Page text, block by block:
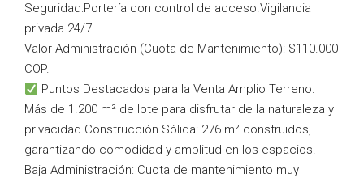
Seguridad:Portería con control de acceso.Vigilancia
privada 24/7.
Valor Administración (Cuota de Mantenimiento): $110.000
COP.
Puntos Destacados para la Venta Amplio Terreno:
Más de 1.200 m² de lote para disfrutar de la naturaleza y
privacidad.Construcción Sólida: 276 m² construidos,
garantizando comodidad y amplitud en los espacios.
Baja Administración: Cuota de mantenimiento muy